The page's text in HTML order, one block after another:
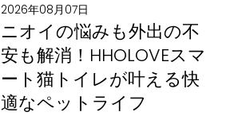
2026年08月07日
ニオイの悩みも外出の不
安も解消！HHOLOVEスマ
ート猫トイレが叶える快
適なペットライフ